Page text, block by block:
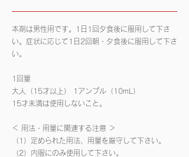
本剤は男性用です。1日1回夕食後に服用して下さ
い。症状に応じて1日2回朝・夕食後に服用して下さ
い。
1回量
大人（15才以上） 1アンプル（10mL）
15才未満は使用しないこと。
＜ 用法・用量に関連する注意 ＞
（1）定められた用法、用量を厳守して下さい。
（2）内服にのみ使用して下さい。